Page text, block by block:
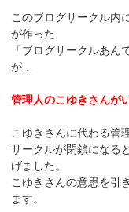
このブログサークル内に
が作った
「ブログサークルあ
が…
管理人のこゆきさんが
こゆきさんに代わる管
サークルが閉鎖になる
げました。
こゆきさんの意思を引
ます。